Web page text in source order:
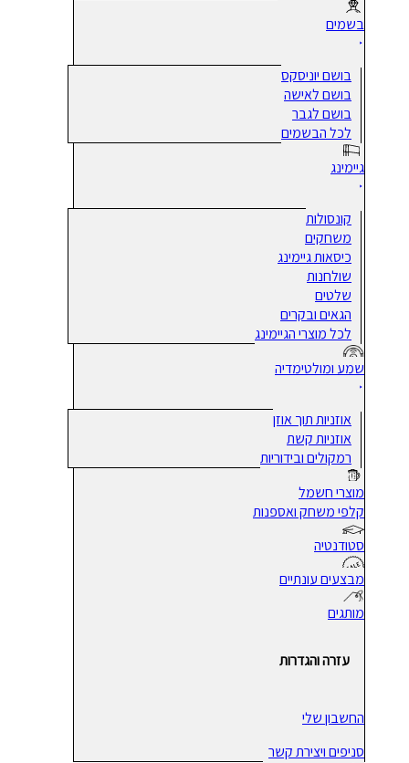
בשמים
בושם יוניסקס
בושם לאישה
בושם לגבר
לכל הבשמים
גיימינג
קונסולות
משחקים
כיסאות גיימינג
שולחנות
שלטים
הגאים ובקרים
לכל מוצרי הגיימינג
שמע ומולטימדיה
אוזניות תוך אוזן
אוזניות קשת
רמקולים ובידוריות
מוצרי חשמל
קלפי משחק ואספנות
סטודנטיה
מבצעים עונתיים
מותגים
עזרה והגדרות
החשבון שלי
סניפים ויצירת קשר